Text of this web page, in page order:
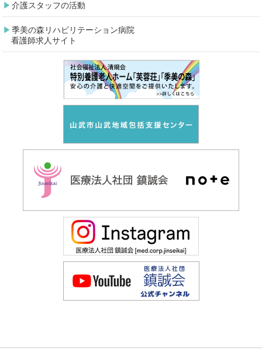
介護スタッフの活動
季美の森リハビリテーション病院
看護師求人サイト